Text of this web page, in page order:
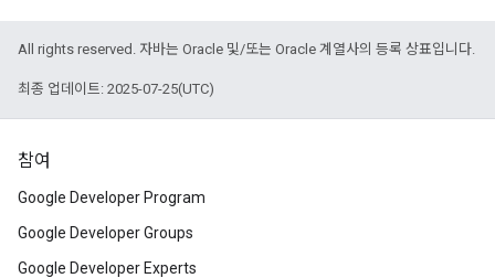
All rights reserved. 자바는 Oracle 및/또는 Oracle 계열사의 등록 상표입니다.
최종 업데이트: 2025-07-25(UTC)
참여
Google Developer Program
Google Developer Groups
Google Developer Experts